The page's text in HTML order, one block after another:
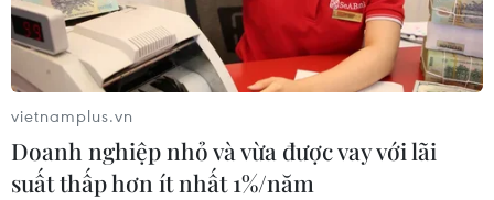
09/08/2026 00:59 08/08/2026 04:15
vietnamplus.vn
Doanh nghiệp nhỏ và vừa được vay với lãi
suất thấp hơn ít nhất 1%/năm